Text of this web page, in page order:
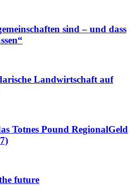
sind – und dass
Landwirtschaft auf
Totnes Pound RegionalGeld
future